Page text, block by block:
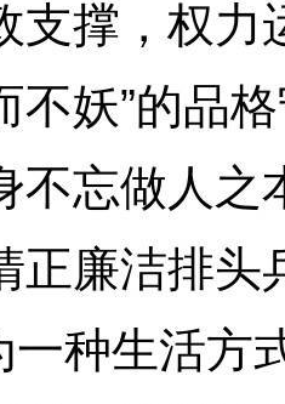
支撑，权力
不妖”的品
不忘做人之
正廉洁排头
一种生活方